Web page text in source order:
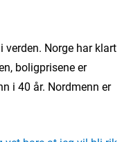
verden. Norge har klart
boligprisene er
i 40 år. Nordmenn er